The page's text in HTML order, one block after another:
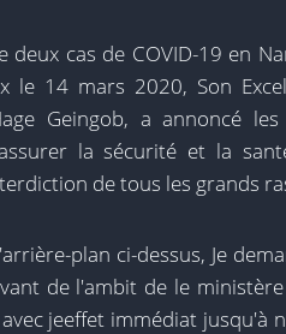
deux cas de COVID-19 en
le 14 mars 2020, Son
Geingob, a annoncé
la sécurité et la
de tous les grands
plan ci-dessus, Je
de l'ambit de le
jeeffet immédiat jusqu'à